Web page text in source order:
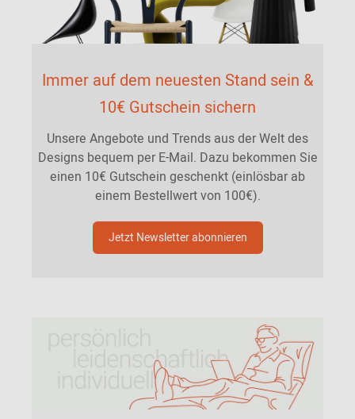
Immer auf dem neuesten Stand sein &
10€ Gutschein sichern
Unsere Angebote und Trends aus der Welt des
Designs bequem per E-Mail. Dazu bekommen Sie
einen 10€ Gutschein geschenkt (einlösbar ab
einem Bestellwert von 100€).
Jetzt Newsletter abonnieren